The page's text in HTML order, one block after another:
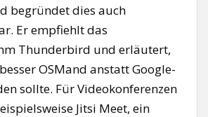
begründet dies auch
Er empfiehlt das
Thunderbird und erläutert,
OSMand anstatt Google-
sollte. Für Videokonferenzen
Jitsi Meet, ein